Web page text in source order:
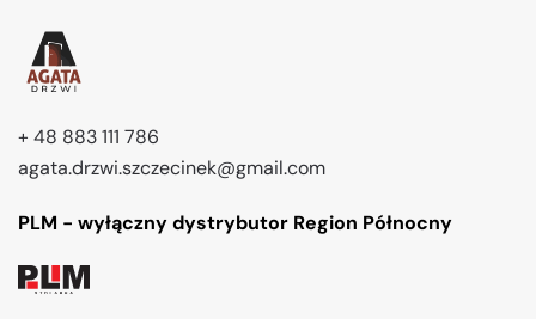
+ 48 883 111 786
agata.drzwi.szczecinek@gmail.com
PLM - wyłączny dystrybutor Region Północny